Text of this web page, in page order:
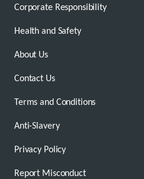
Corporate Responsibility
Health and Safety
About Us
Contact Us
Terms and Conditions
Anti-Slavery
Privacy Policy
Report Misconduct